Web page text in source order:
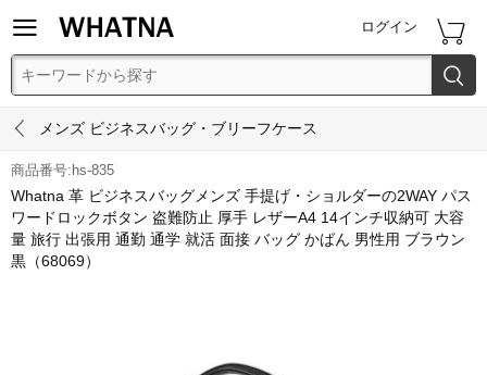
 ログイン 

 メンズ ビジネスバッグ・ブリーフケース
商品番号:hs-835
Whatna 革 ビジネスバッグメンズ 手提げ・ショルダーの2WAY パス
ワードロックボタン 盗難防止 厚手 レザーA4 14インチ収納可 大容
量 旅行 出張用 通勤 通学 就活 面接 バッグ かばん 男性用 ブラウン
黒（68069）